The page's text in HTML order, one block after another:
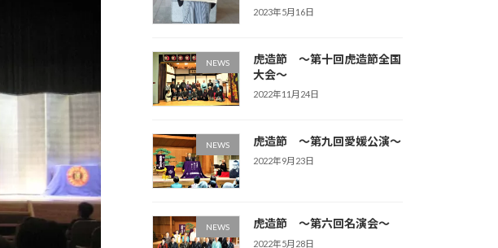
2023年5月16日
NEWS
虎造節 ～第十回虎造節全国
大会～
2022年11月24日
NEWS 虎造節 ～第九回愛媛公演～
2022年9月23日
NEWS 虎造節 ～第六回名演会～
2022年5月28日